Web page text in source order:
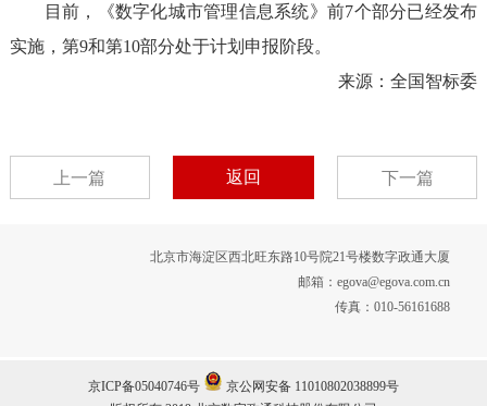
目前，《数字化城市管理信息系统》前7个部分已经发布
实施，第9和第10部分处于计划申报阶段。
来源：全国智标委
上一篇 返回 下一篇
北京市海淀区西北旺东路10号院21号楼数字政通大厦
邮箱：egova@egova.com.cn
传真：010-56161688
京ICP备05040746号
京公网安备 11010802038899号